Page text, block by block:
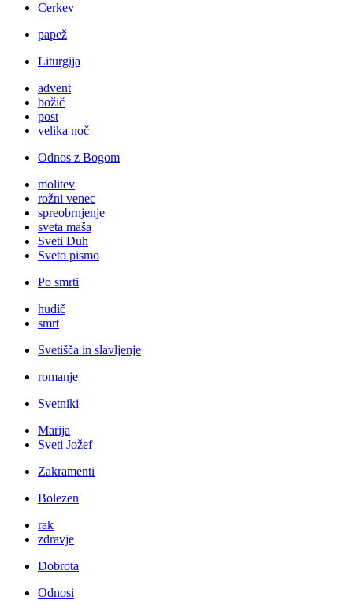
Cerkev
papež
Liturgija
advent
božič
post
velika noč
Odnos z Bogom
molitev
rožni venec
spreobrnjenje
sveta maša
Sveti Duh
Sveto pismo
Po smrti
hudič
smrt
Svetišča in slavljenje
romanje
Svetniki
Marija
Sveti Jožef
Zakramenti
Bolezen
rak
zdravje
Dobrota
Odnosi